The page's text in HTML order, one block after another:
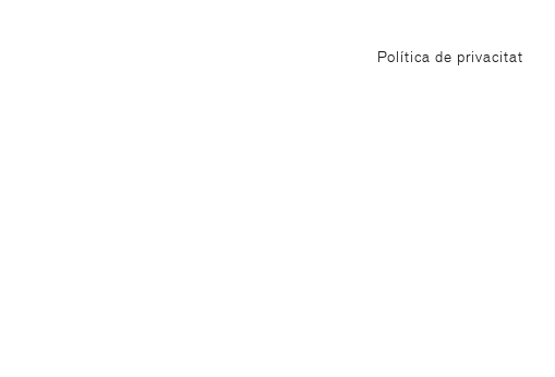
Política de privacitat